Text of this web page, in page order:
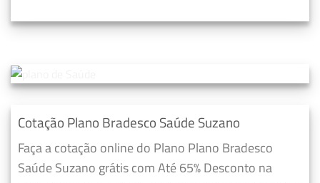
Cotação Plano Bradesco Saúde Suzano
Faça a cotação online do Plano Plano Bradesco
Saúde Suzano grátis com Até 65% Desconto na